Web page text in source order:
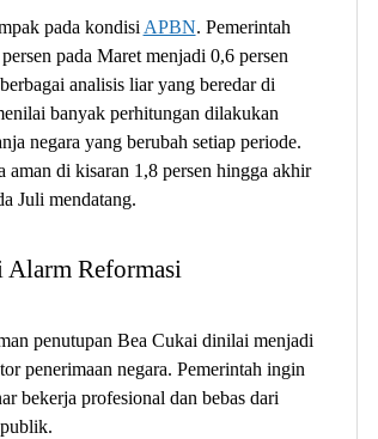
pada kondisi APBN. Pemerintah
pada Maret menjadi 0,6 persen
analisis liar yang beredar di
banyak perhitungan dilakukan
negara yang berubah setiap periode.
aman di kisaran 1,8 persen hingga akhir
Juli mendatang.
Alarm Reformasi
penutupan Bea Cukai dinilai menjadi
penerimaan negara. Pemerintah ingin
bekerja profesional dan bebas dari